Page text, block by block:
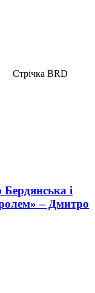
Стрічка BRD
Бердянська і
– Дмитро